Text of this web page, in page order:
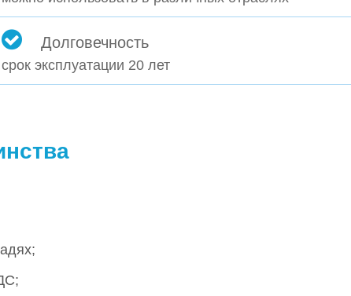
Долговечность
срок эксплуатации 20 лет